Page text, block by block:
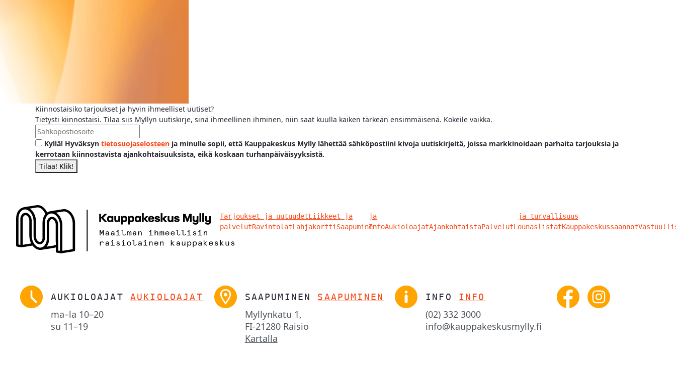
Kiinnostaisiko tarjoukset ja hyvin ihmeelliset uutiset?
Tietysti kiinnostaisi. Tilaa siis Myllyn uutiskirje, sinä ihmeellinen ihminen, niin saat kuulla kaiken tärkeän ensimmäisenä. Kokeile vaikka.
Kyllä! Hyväksyn tietosuojaselosteen ja minulle sopii, että Kauppakeskus Mylly lähettää sähköpostiini kivoja uutiskirjeitä, joissa markkinoidaan parhaita tarjouksia ja
kerrotaan kiinnostavista ajankohtaisuuksista, eikä koskaan turhanpäiväisyyksistä.
Tarjoukset ja uutuudetLiikkeet ja
palvelutRavintolatLahjakorttiSaapuminen
ja
InfoAukioloajatAjankohtaistaPalvelutLounaslistatKauppakeskussäännöt
ja turvallisuus
AUKIOLOAJAT AUKIOLOAJAT
ma–la 10–20
su 11–19
SAAPUMINEN SAAPUMINEN
Myllynkatu 1,
FI-21280 Raisio
Kartalla
INFO INFO
(02) 332 3000
info@kauppakeskusmylly.fi